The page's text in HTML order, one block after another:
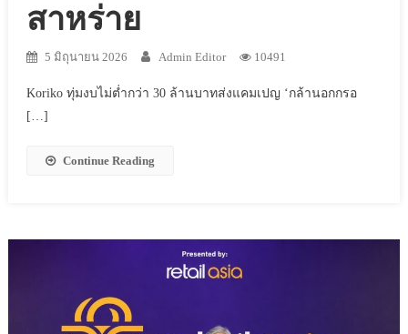
สาหร่าย
5 มิถุนายน 2026 Admin Editor 10491
Koriko ทุ่มงบไม่ต่ำกว่า 30 ล้านบาทส่งแคมเปญ ‘กล้านอกกรอ
[…]
Continue Reading